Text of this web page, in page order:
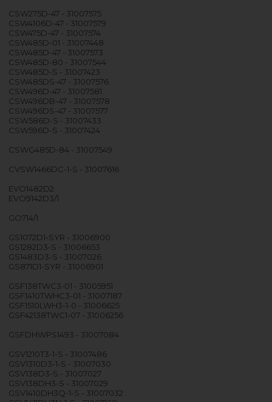
CSW275D-47 - 31007575
CSW4106D-47 - 31007579
CSW475D-47 - 31007574
CSW485D-01 - 31007448
CSW485D-47 - 31007573
CSW485D-80 - 31007544
CSW485D-S - 31007423
CSW485DS-47 - 31007576
CSW496D-47 - 31007581
CSW496DB-47 - 31007578
CSW496DS-47 - 31007577
CSW586D-S - 31007433
CSW596D-S - 31007424
CSWG485D-84 - 31007549
CVSW1466DC-1-S - 31007616
EVO1482D2
EVO9142D3/1
GO714/1
GS1072D1-SYR - 31006900
GS1282D3-S - 31006653
GS1483D3-S - 31007026
GS871D1-SYR - 31006901
GSF138TWC3-01 - 31005951
GSF1410TWHC3-01 - 31007187
GSF1510LWH3-1-0 - 31006625
GSF42138TWC1-07 - 31006256
GSFDHWPS1493 - 31007084
GSV1210T3-1-S - 31007486
GSV1310D3-1-S - 31007030
GSV138D3-S - 31007027
GSV138DH3-S - 31007029
GSV1410DH3Q-1-S - 31007032